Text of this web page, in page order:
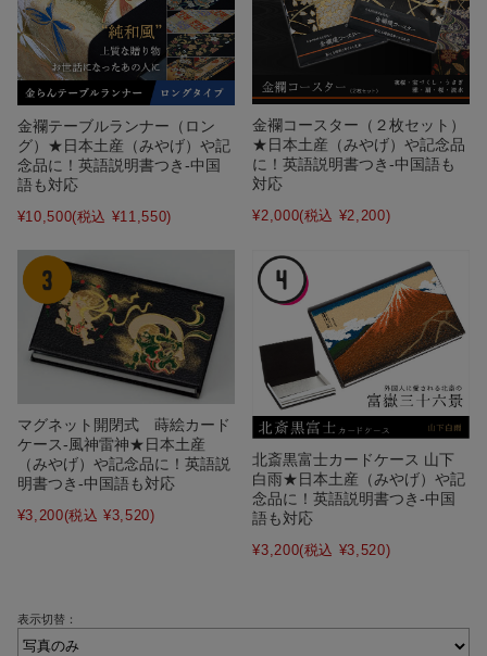
金襴テーブルランナー（ロン
グ）★日本土産（みやげ）や記
念品に！英語説明書つき-中国
語も対応
¥10,500(税込 ¥11,550)
金襴コースター（２枚セット）
★日本土産（みやげ）や記念品
に！英語説明書つき-中国語も
対応
¥2,000(税込 ¥2,200)
マグネット開閉式 蒔絵カード
ケース‐風神雷神★日本土産
（みやげ）や記念品に！英語説
明書つき-中国語も対応
¥3,200(税込 ¥3,520)
北斎黒富士カードケース 山下
白雨★日本土産（みやげ）や記
念品に！英語説明書つき-中国
語も対応
¥3,200(税込 ¥3,520)
表示切替：